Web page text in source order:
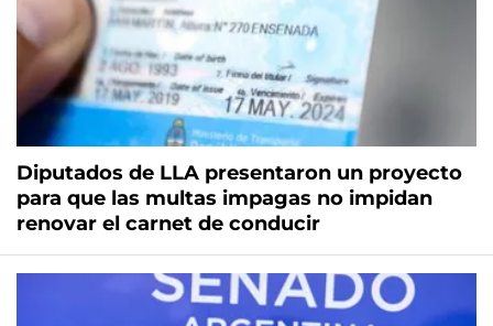
Diputados de LLA presentaron un proyecto
para que las multas impagas no impidan
renovar el carnet de conducir